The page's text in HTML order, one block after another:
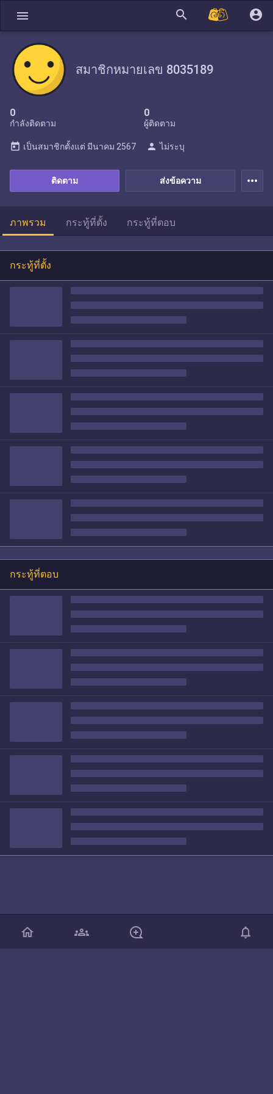
menu search account_circle
สมาชิกหมายเลข 8035189
0
กำลังติดตาม
0
ผู้ติดตาม
ส่งข้อความ
ติดตาม
today เป็นสมาชิกตั้งแต่ มีนาคม 2567 person ไม่ระบุ
more_horiz
ภาพรวม กระทู้ที่ตั้ง กระทู้ที่ตอบ
กระทู้ที่ตั้ง
กระทู้ที่ตอบ